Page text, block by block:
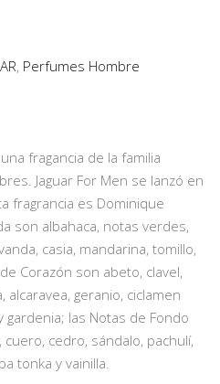
, Perfumes Hombre
fragancia de la familia
Jaguar For Men se lanzó en
fragrancia es Dominique
son albahaca, notas verdes,
casia, mandarina, tomillo,
Corazón son abeto, clavel,
alcaravea, geranio, ciclamen
gardenia; las Notas de Fondo
cedro, sándalo, pachulí,
tonka y vainilla.